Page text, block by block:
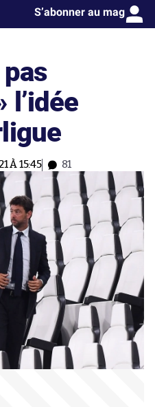
S’abonner au mag
pas
l’idée
À 15:45 81